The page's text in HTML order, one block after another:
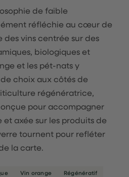
de faible
réfléchie au cœur de
des vins centrée sur des
biologiques et
et les pét-nats y
choix aux côtés de
régénératrice,
pour accompagner
et axée sur les produits de
tournent pour refléter
la carte.
Vin orange Régénératif